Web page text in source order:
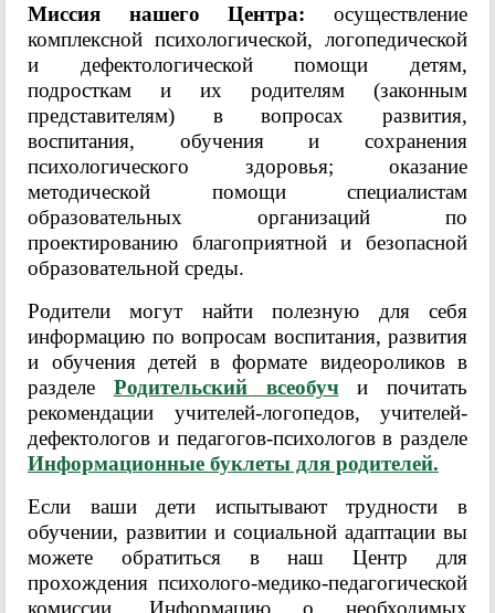
Миссия нашего Центра: осуществление
комплексной психологической, логопедической
и дефектологической помощи детям,
подросткам и их родителям (законным
представителям) в вопросах развития,
воспитания, обучения и сохранения
психологического здоровья; оказание
методической помощи специалистам
образовательных организаций по
проектированию благоприятной и безопасной
образовательной среды.
Родители могут найти полезную для себя
информацию по вопросам воспитания, развития
и обучения детей в формате видеороликов в
разделе Родительский всеобучи почитать
рекомендации учителей-логопедов, учителей-
дефектологов и педагогов-психологов в разделе
Информационные буклеты для родителей.
Если ваши дети испытывают трудности в
обучении, развитии и социальной адаптации вы
можете обратиться в наш Центр для
прохождения психолого-медико-педагогической
комиссии. Информацию о необходимых